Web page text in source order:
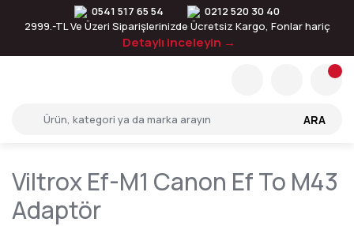
0541 517 65 54
0212 520 30 40
2999.-TL Ve Üzeri Siparişlerinizde Ücretsiz Kargo, Fonlar hariç
Detaylı inceleyin →
ARA
Viltrox Ef-M1 Canon Ef To M43
Adaptör